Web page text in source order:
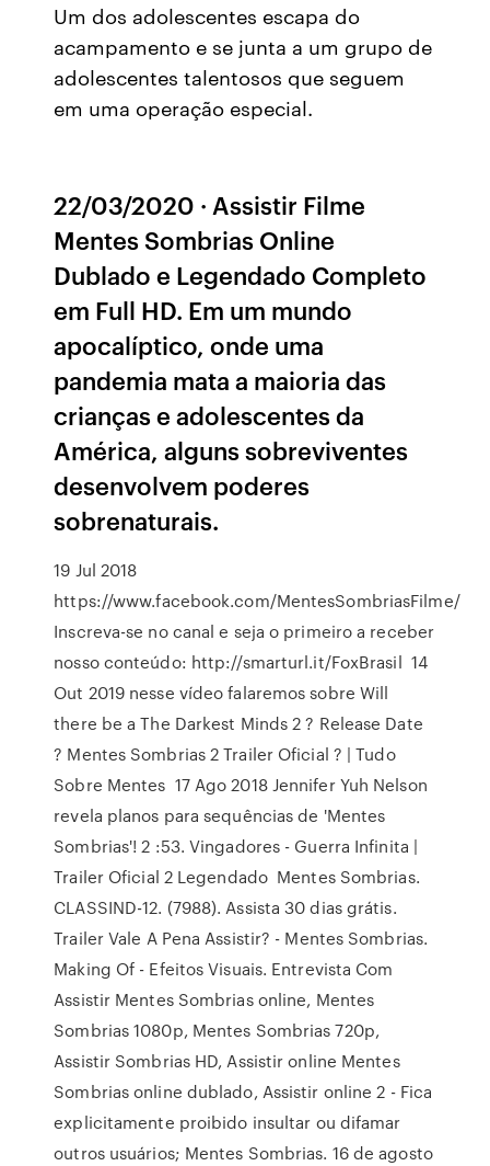
Um dos adolescentes escapa do
acampamento e se junta a um grupo de
adolescentes talentosos que seguem
em uma operação especial.
22/03/2020 · Assistir Filme
Mentes Sombrias Online
Dublado e Legendado Completo
em Full HD. Em um mundo
apocalíptico, onde uma
pandemia mata a maioria das
crianças e adolescentes da
América, alguns sobreviventes
desenvolvem poderes
sobrenaturais.
19 Jul 2018
https://www.facebook.com/MentesSombriasFilme/
Inscreva-se no canal e seja o primeiro a receber
nosso conteúdo: http://smarturl.it/FoxBrasil 14
Out 2019 nesse vídeo falaremos sobre Will
there be a The Darkest Minds 2 ? Release Date
? Mentes Sombrias 2 Trailer Oficial ? | Tudo
Sobre Mentes 17 Ago 2018 Jennifer Yuh Nelson
revela planos para sequências de 'Mentes
Sombrias'! 2 :53. Vingadores - Guerra Infinita |
Trailer Oficial 2 Legendado Mentes Sombrias.
CLASSIND-12. (7988). Assista 30 dias grátis.
Trailer Vale A Pena Assistir? - Mentes Sombrias.
Making Of - Efeitos Visuais. Entrevista Com
Assistir Mentes Sombrias online, Mentes
Sombrias 1080p, Mentes Sombrias 720p,
Assistir Sombrias HD, Assistir online Mentes
Sombrias online dublado, Assistir online 2 - Fica
explicitamente proibido insultar ou difamar
outros usuários; Mentes Sombrias. 16 de agosto